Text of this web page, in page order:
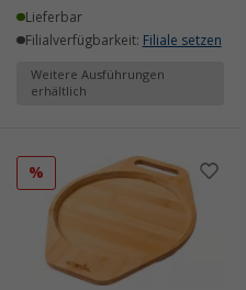
Lieferbar
Filialverfügbarkeit: Filiale setzen
Weitere Ausführungen
erhältlich
%